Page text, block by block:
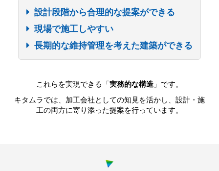
設計段階から合理的な提案ができる
現場で施工しやすい
長期的な維持管理を考えた建築ができる
これらを実現できる「 実務的な構造 」です。
キタムラでは、加工会社としての知見を活かし、設計・施
工の両方に寄り添った提案を行っています。